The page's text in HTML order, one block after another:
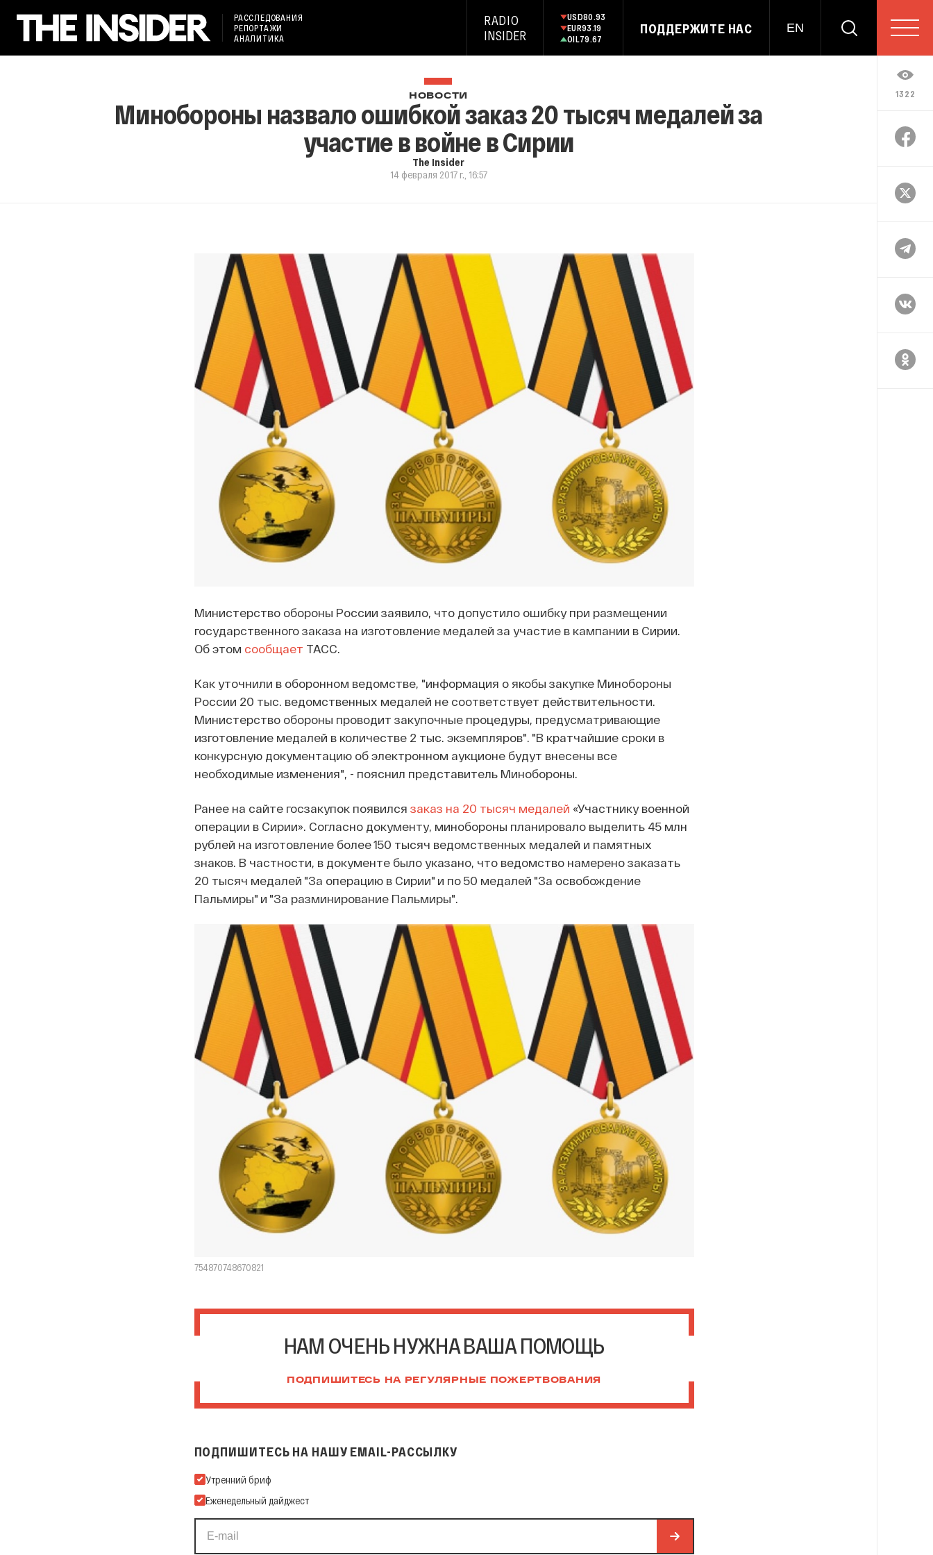
РАССЛЕДОВАНИЯ
РЕПОРТАЖИ
АНАЛИТИКА
RADIO
INSIDER
USD80.93
EUR93.19
OIL79.67
ПОДДЕРЖИТЕ НАС EN
1322
НОВОСТИ
Минобороны назвало ошибкой заказ 20 тысяч медалей за
участие в войне в Сирии
The Insider
14 февраля 2017 г., 16:57
Министерство обороны России заявило, что допустило ошибку при размещении
государственного заказа на изготовление медалей за участие в кампании в Сирии.
Об этом сообщает ТАСС.
Как уточнили в оборонном ведомстве, "информация о якобы закупке Минобороны
России 20 тыс. ведомственных медалей не соответствует действительности.
Министерство обороны проводит закупочные процедуры, предусматривающие
изготовление медалей в количестве 2 тыс. экземпляров". "В кратчайшие сроки в
конкурсную документацию об электронном аукционе будут внесены все
необходимые изменения", - пояснил представитель Минобороны.
Ранее на сайте госзакупок появился заказ на 20 тысяч медалей «Участнику военной
операции в Сирии». Согласно документу, минобороны планировало выделить 45 млн
рублей на изготовление более 150 тысяч ведомственных медалей и памятных
знаков. В частности, в документе было указано, что ведомство намерено заказать
20 тысяч медалей "За операцию в Сирии" и по 50 медалей "За освобождение
Пальмиры" и "За разминирование Пальмиры".
754870748670821
НАМ ОЧЕНЬ НУЖНА ВАША ПОМОЩЬ
ПОДПИШИТЕСЬ НА РЕГУЛЯРНЫЕ ПОЖЕРТВОВАНИЯ
ПОДПИШИТЕСЬ НА НАШУ EMAIL-РАССЫЛКУ
Подпишитесь на нашу Email-рассылку
Утренний бриф
Еженедельный дайджест